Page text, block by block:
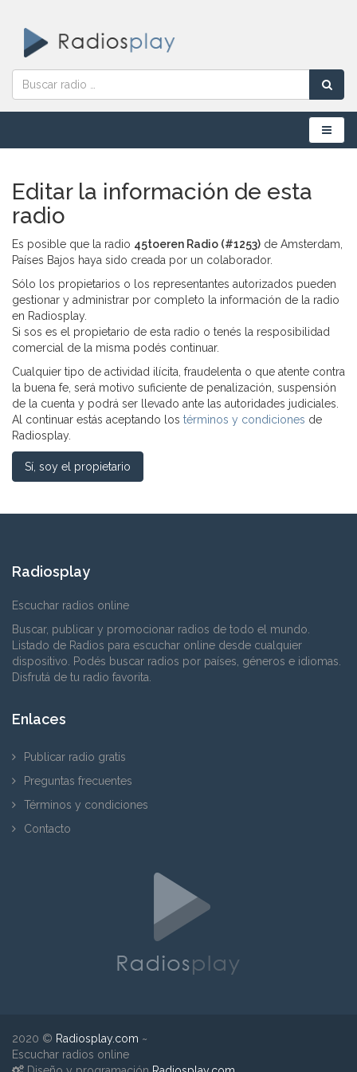
Menú
Editar la información de esta
radio
Es posible que la radio 45toeren Radio (#1253) de Amsterdam,
Países Bajos haya sido creada por un colaborador.
Sólo los propietarios o los representantes autorizados pueden
gestionar y administrar por completo la información de la radio
en Radiosplay.
Si sos es el propietario de esta radio o tenés la resposibilidad
comercial de la misma podés continuar.
Cualquier tipo de actividad ilícita, fraudelenta o que atente contra
la buena fe, será motivo suficiente de penalización, suspensión
de la cuenta y podrá ser llevado ante las autoridades judiciales.
Al continuar estás aceptando los términos y condiciones de
Radiosplay.
Sí, soy el propietario
Radiosplay
Escuchar radios online
Buscar, publicar y promocionar radios de todo el mundo.
Listado de Radios para escuchar online desde cualquier
dispositivo. Podés buscar radios por países, géneros e idiomas.
Disfrutá de tu radio favorita.
Enlaces
Publicar radio gratis
Preguntas frecuentes
Términos y condiciones
Contacto
2020 © Radiosplay.com ~
Escuchar radios online